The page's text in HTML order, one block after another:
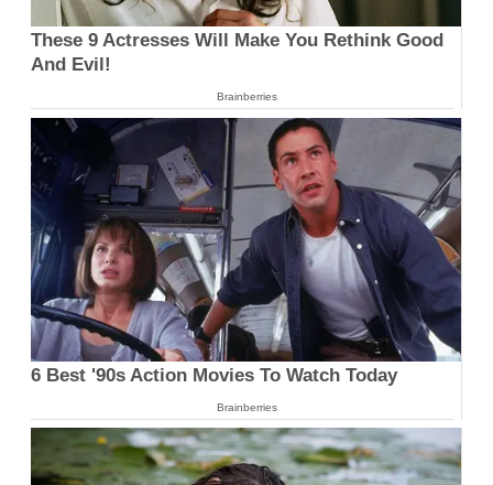
These 9 Actresses Will Make You Rethink Good
And Evil!
Brainberries
6 Best '90s Action Movies To Watch Today
Brainberries